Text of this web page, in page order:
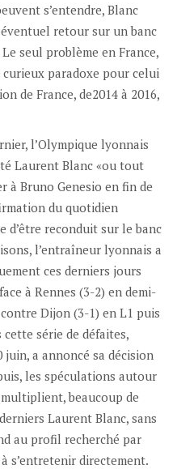
s’entendre, Blanc
retour sur un banc
seul problème en France,
curieux paradoxe pour celui
de France, de2014 à 2016,
l’Olympique lyonnais
Laurent Blanc «ou tout
à Bruno Genesio en fin de
du quotidien
d’être reconduit sur le banc
l’entraîneur lyonnais a
ces derniers jours
à Rennes (3-2) en demi-
Dijon (3-1) en L1 puis
série de défaites,
a annoncé sa décision
les spéculations autour
beaucoup de
Laurent Blanc, sans
au profil recherché par
s’entretenir directement.